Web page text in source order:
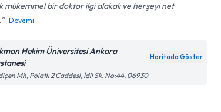
mükemmel bir doktor ilgi alakalı ve herşeyi net
Devamı
Hekim Üniversitesi Ankara
Haritada Göster
Mh, Polatlı 2 Caddesi, İdil Sk. No:44, 06930